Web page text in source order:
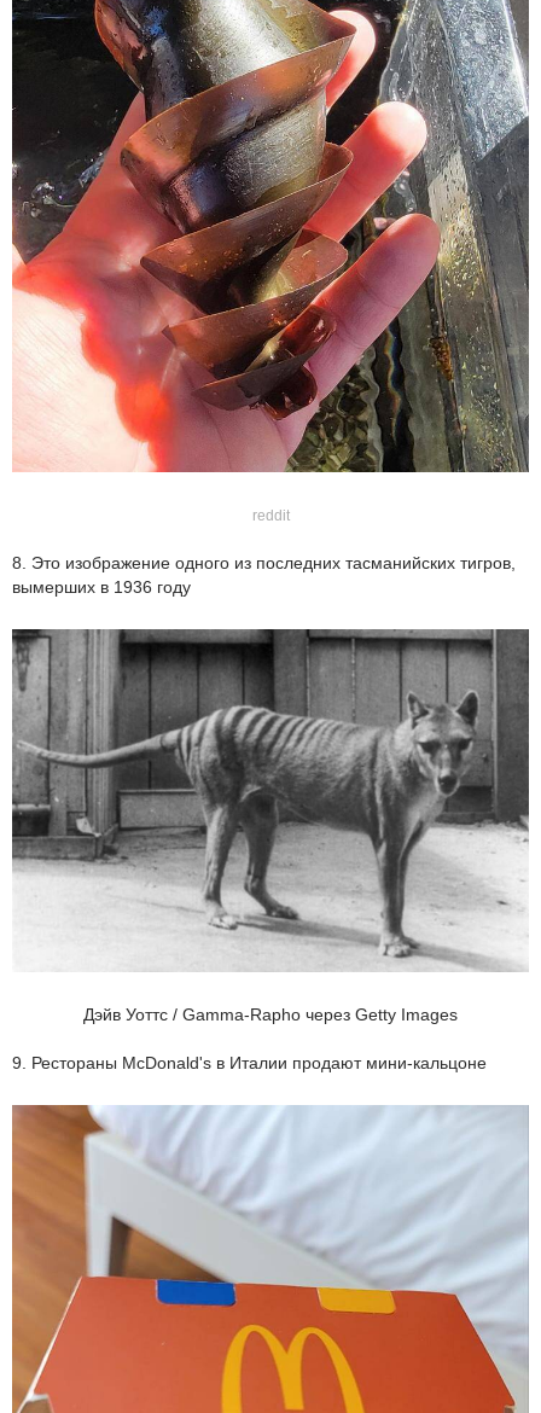
reddit
8. Это изображение одного из последних тасманийских тигров,
вымерших в 1936 году
Дэйв Уоттс / Gamma-Rapho через Getty Images
9. Рестораны McDonald's в Италии продают мини-кальцоне